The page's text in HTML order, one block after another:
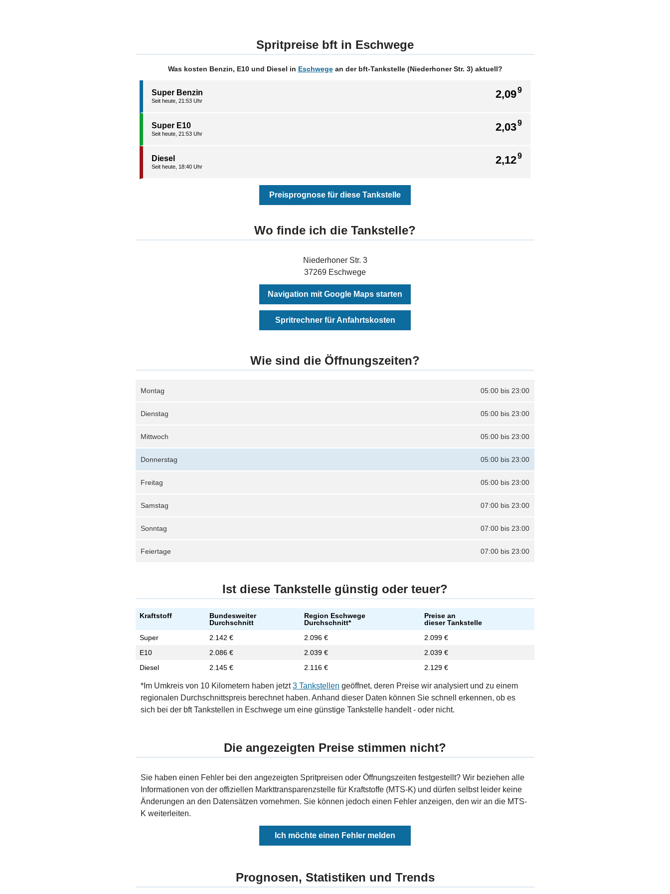
Spritpreise bft in Eschwege
Was kosten Benzin, E10 und Diesel in Eschwegean der bft-Tankstelle (Niederhoner Str. 3) aktuell?
2,099
Super Benzin
Seit heute, 21:53 Uhr
2,039
Super E10
Seit heute, 21:53 Uhr
2,129
Diesel
Seit heute, 18:40 Uhr
Preisprognose für diese Tankstelle
Wo finde ich die Tankstelle?
Niederhoner Str. 3
37269 Eschwege
Navigation mit Google Maps starten
Spritrechner für Anfahrtskosten
Wie sind die Öffnungszeiten?
05:00 bis 23:00
Montag
05:00 bis 23:00
Dienstag
05:00 bis 23:00
Mittwoch
05:00 bis 23:00
Donnerstag
05:00 bis 23:00
Freitag
07:00 bis 23:00
Samstag
07:00 bis 23:00
Sonntag
07:00 bis 23:00
Feiertage
Ist diese Tankstelle günstig oder teuer?
Kraftstoff
Bundesweiter
Durchschnitt
Region Eschwege
Durchschnitt*
Preise an
dieser Tankstelle
Super
2.142 € 2.096 €
2.099 €
E10
2.086 € 2.039 €
2.039 €
Diesel
2.145 € 2.116 € 2.129 €
*Im Umkreis von 10 Kilometern haben jetzt3 Tankstellen geöffnet, deren Preise wir analysiert und zu einem
regionalen Durchschnittspreis berechnet haben. Anhand dieser Daten können Sie schnell erkennen, ob es
sich bei der bft Tankstellen in Eschwege um eine günstige Tankstelle handelt - oder nicht.
Die angezeigten Preise stimmen nicht?
Sie haben einen Fehler bei den angezeigten Spritpreisen oder Öffnungszeiten festgestellt? Wir beziehen alle
Informationen von der offiziellen Markttransparenzstelle für Kraftstoffe (MTS-K) und dürfen selbst leider keine
Änderungen an den Datensätzen vornehmen. Sie können jedoch einen Fehler anzeigen, den wir an die MTS-
K weiterleiten.
Ich möchte einen Fehler melden
Prognosen, Statistiken und Trends